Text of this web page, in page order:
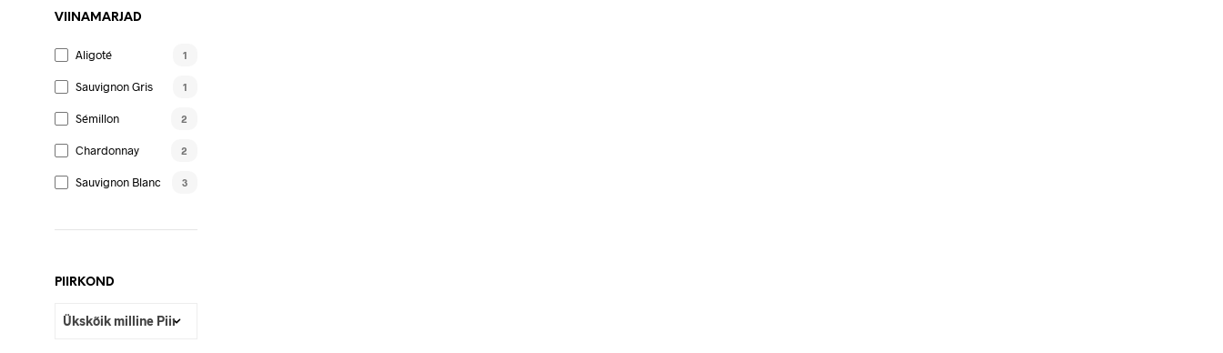
VIINAMARJAD
Aligoté 1
Sauvignon Gris 1
Sémillon 2
Chardonnay 2
Sauvignon Blanc 3
PIIRKOND